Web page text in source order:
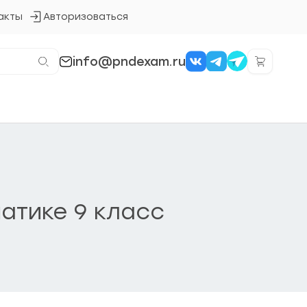
Авторизоваться
Кнопка
info@pndexam.ru
9 класс